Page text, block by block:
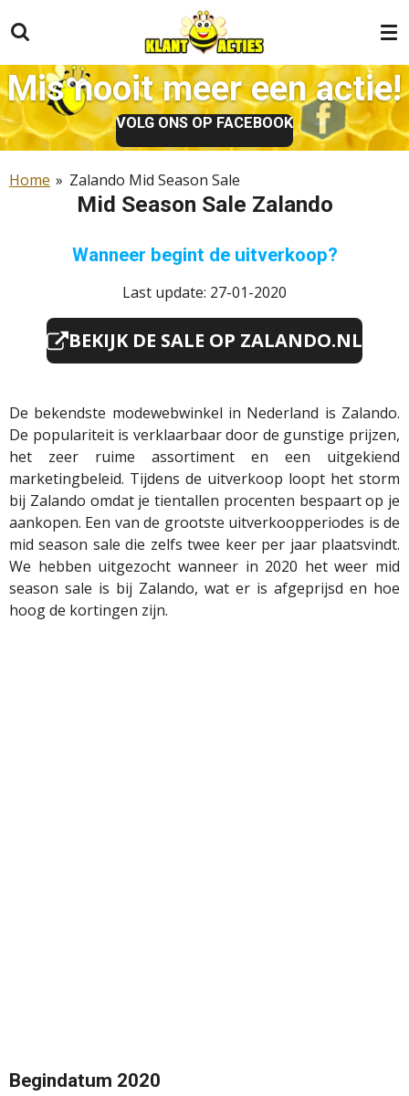
direct
naar
de
hoofdinhoud
Mis nooit meer een actie!
VOLG ONS OP FACEBOOK
Home » Zalando Mid Season Sale
Mid Season Sale Zalando
Wanneer begint de uitverkoop?
Last update: 27-01-2020
BEKIJK DE SALE OP ZALANDO.NL
De bekendste modewebwinkel in Nederland is Zalando.
De populariteit is verklaarbaar door de gunstige prijzen,
het zeer ruime assortiment en een uitgekiend
marketingbeleid. Tijdens de uitverkoop loopt het storm
bij Zalando omdat je tientallen procenten bespaart op je
aankopen. Een van de grootste uitverkoopperiodes is de
mid season sale die zelfs twee keer per jaar plaatsvindt.
We hebben uitgezocht wanneer in 2020 het weer mid
season sale is bij Zalando, wat er is afgeprijsd en hoe
hoog de kortingen zijn.
Begindatum 2020